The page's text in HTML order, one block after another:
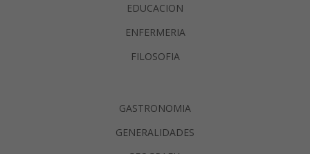
EDUCACION
ENFERMERIA
FILOSOFIA
GASTRONOMIA
GENERALIDADES